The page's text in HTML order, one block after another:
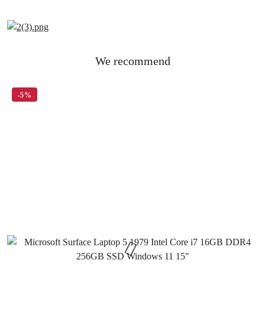
Skip the carousel of products
Status
We recommend
-5%